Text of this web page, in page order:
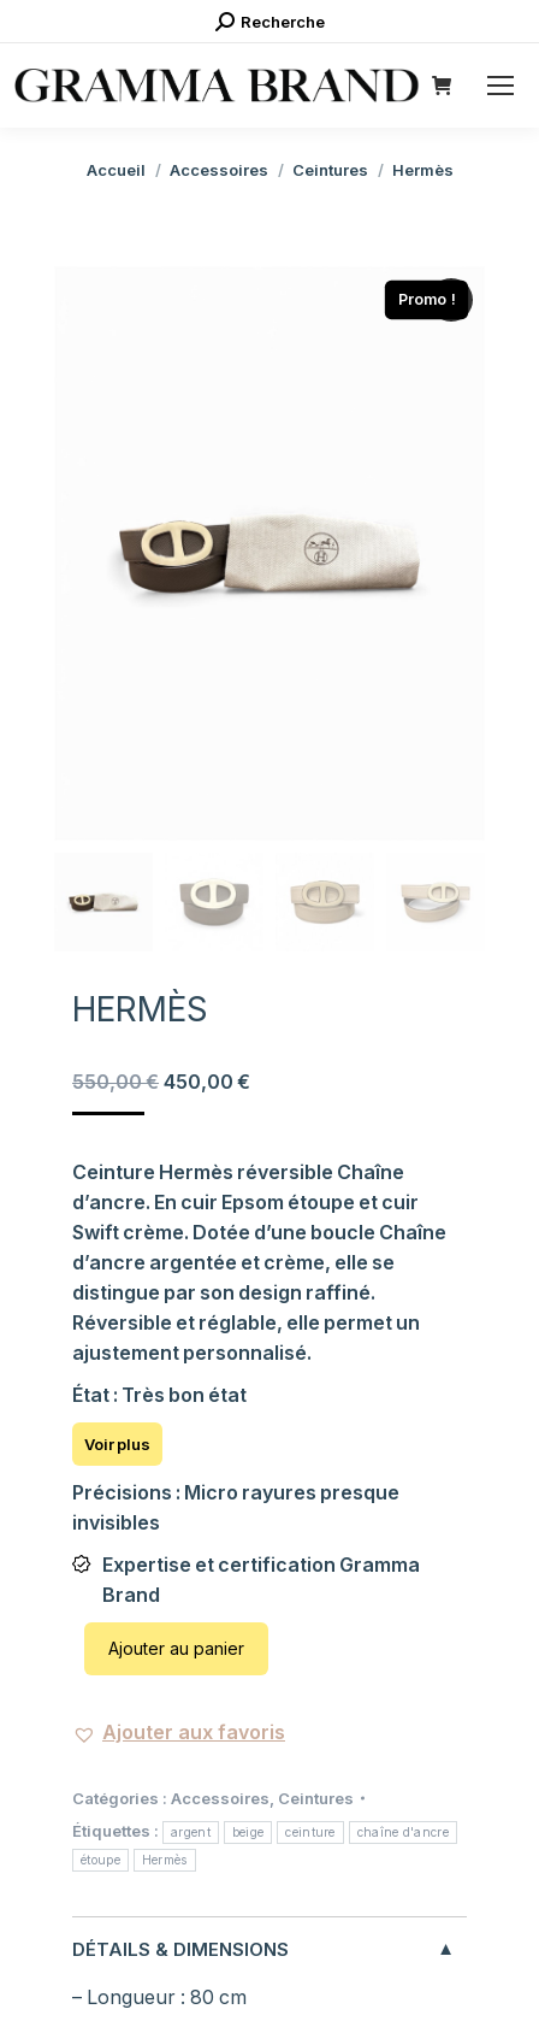
Recherche
Recherche
Vous êtes ici :
Accueil Accessoires Ceintures Hermès
Promo !
HERMÈS
550,00€ L
r
i
x
i
n
i
t
t
i
:
5
0
0
0
.
450,00€
r
i
x
a
c
t
u
t
:
5
,
0
€
.
Ceinture Hermès réversible Chaîne
d’ancre. En cuir Epsom étoupe et cuir
Swift crème. Dotée d’une boucle Chaîne
d’ancre argentée et crème, elle se
distingue par son design raffiné.
Réversible et réglable, elle permet un
ajustement personnalisé.
État : Très bon état
Précisions : Micro rayures presque
invisibles
Expertise et certification Gramma
Brand
Ajouter au panier
Ajouter aux favoris
Catégories : Accessoires, Ceintures
Étiquettes :
argent beige ceinture
chaîne d'ancre
étoupe
Hermès
DÉTAILS & DIMENSIONS
– Longueur : 80 cm